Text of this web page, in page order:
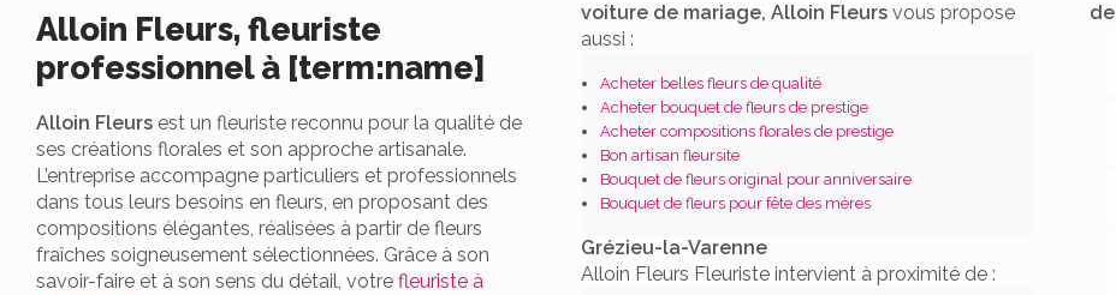
Alloin Fleurs, fleuriste
professionnel à [term:name]
Alloin Fleurs est un fleuriste reconnu pour la qualité de
ses créations florales et son approche artisanale.
L’entreprise accompagne particuliers et professionnels
dans tous leurs besoins en fleurs, en proposant des
compositions élégantes, réalisées à partir de fleurs
fraîches soigneusement sélectionnées. Grâce à son
savoir-faire et à son sens du détail, votre fleuriste à
voiture de mariage, Alloin Fleursvous propose
aussi :
Acheter belles fleurs de qualité
Acheter bouquet de fleurs de prestige
Acheter compositions florales de prestige
Bon artisan fleursite
Bouquet de fleurs original pour anniversaire
Bouquet de fleurs pour fête des mères
Grézieu-la-Varenne
Alloin Fleurs Fleuriste intervient à proximité de :